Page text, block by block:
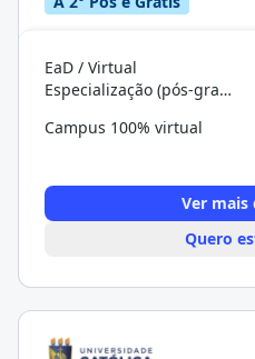
EaD / Virtual
Especialização (pós-graduação)
Campus 100% virtual
Ver mais
Quero